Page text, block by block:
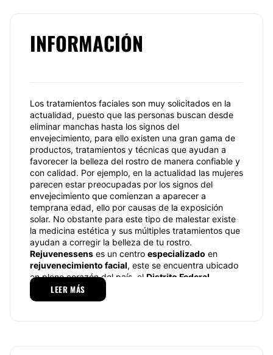
INFORMACIÓN
Los tratamientos faciales son muy solicitados en la
actualidad, puesto que las personas buscan desde
eliminar manchas hasta los signos del
envejecimiento, para ello existen una gran gama de
productos, tratamientos y técnicas que ayudan a
favorecer la belleza del rostro de manera confiable y
con calidad. Por ejemplo, en la actualidad las mujeres
parecen estar preocupadas por los signos del
envejecimiento que comienzan a aparecer a
temprana edad, ello por causas de la exposición
solar. No obstante para este tipo de malestar existe
la medicina estética y sus múltiples tratamientos que
ayudan a corregir la belleza de tu rostro.
Rejuvenessens es un centro especializado en
rejuvenecimiento facial, este se encuentra ubicado
en pleno corazón del país, el Distrito Federal
enfocado a la
los efectos delsol, del
LEER MÁS